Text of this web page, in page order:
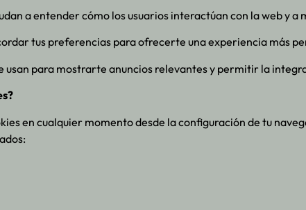
a entender cómo los usuarios interactúan con la web y
tus preferencias para ofrecerte una experiencia más
usan para mostrarte anuncios relevantes y permitir la
en cualquier momento desde la configuración de tu